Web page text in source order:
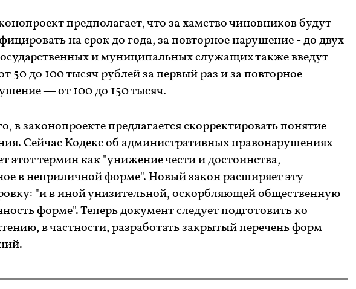
предполагает, что за хамство чиновников будут
на срок до года, за повторное нарушение - до двух
и муниципальных служащих также введут
50 до 100 тысяч рублей за первый раз и за повторное
— от 100 до 150 тысяч.
в законопроекте предлагается скорректировать понятие
Сейчас Кодекс об административных правонарушениях
этот термин как "унижение чести и достоинства,
в неприличной форме". Новый закон расширяет эту
"и в иной унизительной, оскорбляющей общественную
форме". Теперь документ следует подготовить ко
в частности, разработать закрытый перечень форм